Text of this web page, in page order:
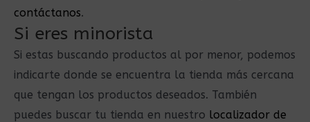
contáctanos.
Si eres minorista
Si estas buscando productos al por menor, podemos
indicarte donde se encuentra la tienda más cercana
que tengan los productos deseados. También
puedes buscar tu tienda en nuestro localizador de